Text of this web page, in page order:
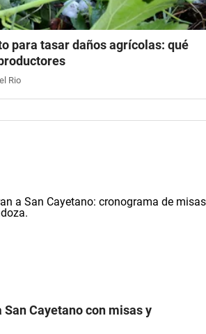
para tasar daños agrícolas: qué
Rio
San Cayetano con misas y